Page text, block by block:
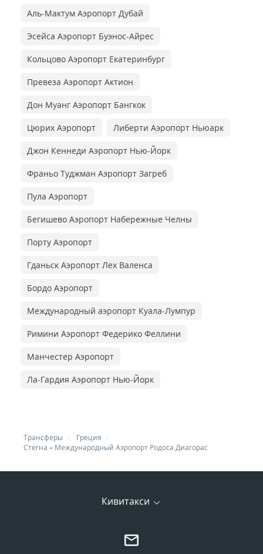
Аль-Мактум Аэропорт Дубай
Эсейса Аэропорт Буэнос-Айрес
Кольцово Аэропорт Екатеринбург
Превеза Аэропорт Актион
Дон Муанг Аэропорт Бангкок
Цюрих Аэропорт Либерти Аэропорт Ньюарк
Джон Кеннеди Аэропорт Нью-Йорк
Франьо Туджман Аэропорт Загреб
Пула Аэропорт
Бегишево Аэропорт Набережные Челны
Порту Аэропорт
Гданьск Аэропорт Лех Валенса
Бордо Аэропорт
Международный аэропорт Куала-Лумпур
Римини Аэропорт Федерико Феллини
Манчестер Аэропорт
Ла-Гардия Аэропорт Нью-Йорк
Трансферы
Греция
Стегна – Международный Аэропорт Родоса Диагорас
Кивитакси